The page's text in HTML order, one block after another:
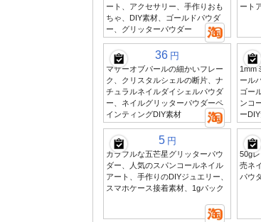
ート、アクセサリー、手作りおも
ちゃ、DIY素材、ゴールドパウダ
ー、グリッターパウダー
ート
36 円
マザーオブパールの細かいフレー
ク、クリスタルシェルの断片、ナ
チュラルネイルダイシェルパウダ
ー、ネイルグリッターパウダーペ
インティングDIY素材
1mm
ール
ゴー
ンコ
ー
5 円
カラフルな五芒星グリッターパウ
ダー、人気のスパンコールネイル
アート、手作りのDIYジュエリー、
スマホケース接着素材、1gパック
50g
売ネ
パウ